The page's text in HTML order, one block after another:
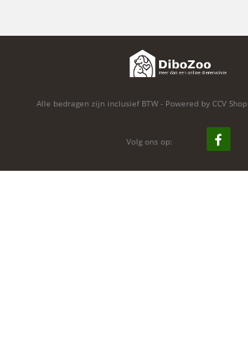
Alle bedragen zijn inclusief BTW - Powered by CCV Shop
Volg ons op: